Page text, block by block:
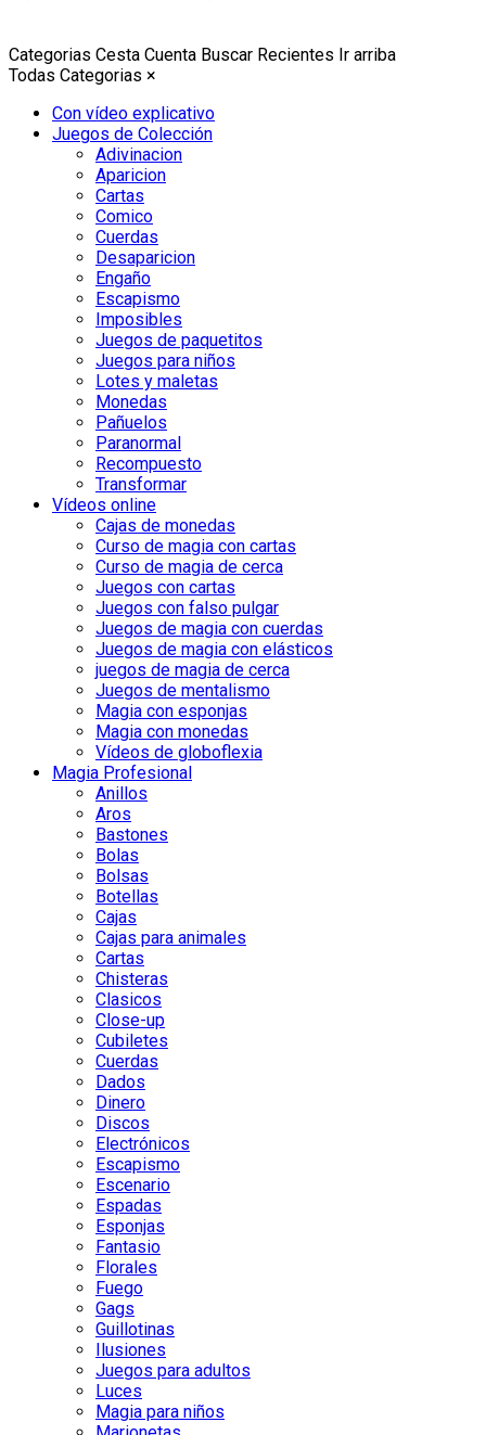
Categorias Cesta Cuenta Buscar Recientes Ir arriba
Todas Categorias ×
Con vídeo explicativo
Juegos de Colección
Adivinacion
Aparicion
Cartas
Comico
Cuerdas
Desaparicion
Engaño
Escapismo
Imposibles
Juegos de paquetitos
Juegos para niños
Lotes y maletas
Monedas
Pañuelos
Paranormal
Recompuesto
Transformar
Vídeos online
Cajas de monedas
Curso de magia con cartas
Curso de magia de cerca
Juegos con cartas
Juegos con falso pulgar
Juegos de magia con cuerdas
Juegos de magia con elásticos
juegos de magia de cerca
Juegos de mentalismo
Magia con esponjas
Magia con monedas
Vídeos de globoflexia
Magia Profesional
Anillos
Aros
Bastones
Bolas
Bolsas
Botellas
Cajas
Cajas para animales
Cartas
Chisteras
Clasicos
Close-up
Cubiletes
Cuerdas
Dados
Dinero
Discos
Electrónicos
Escapismo
Escenario
Espadas
Esponjas
Fantasio
Florales
Fuego
Gags
Guillotinas
Ilusiones
Juegos para adultos
Luces
Magia para niños